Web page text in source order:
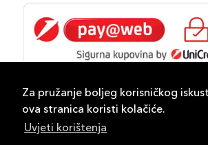
Za pružanje boljeg korisničkog
ova stranica koristi kolačiće.
Uvjeti korištenja
- "DP